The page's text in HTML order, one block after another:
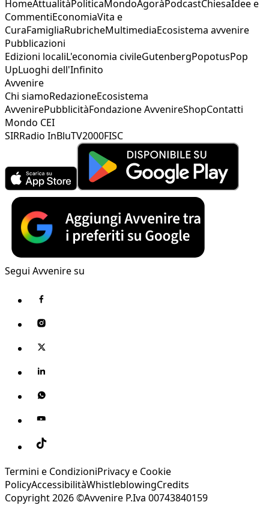
HomeAttualitàPoliticaMondoAgoràPodcastChiesaIdee e
CommentiEconomiaVita e
CuraFamigliaRubricheMultimediaEcosistema avvenire
Pubblicazioni
Edizioni localiL'economia civileGutenbergPopotusPop
UpLuoghi dell'Infinito
Avvenire
Chi siamoRedazioneEcosistema
AvvenirePubblicitàFondazione AvvenireShopContatti
Mondo CEI
SIRRadio InBluTV2000FISC
Segui Avvenire su
Termini e CondizioniPrivacy e Cookie
PolicyAccessibilitàWhistleblowingCredits
Copyright 2026 ©Avvenire P.Iva 00743840159